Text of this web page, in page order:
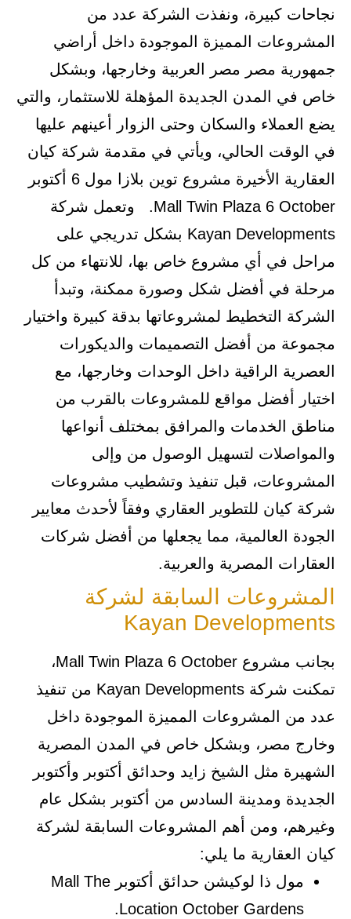
نجاحات كبيرة، ونفذت الشركة عدد من
المشروعات المميزة الموجودة داخل أراضي
جمهورية مصر مصر العربية وخارجها، وبشكل
خاص في المدن الجديدة المؤهلة للاستثمار، والتي
يضع العملاء والسكان وحتى الزوار أعينهم عليها
في الوقت الحالي، ويأتي في مقدمة شركة كيان
العقارية الأخيرة مشروع توين بلازا مول 6 أكتوبر
Mall Twin Plaza 6 October. وتعمل شركة
Kayan Developments بشكل تدريجي على
مراحل في أي مشروع خاص بها، للانتهاء من كل
مرحلة في أفضل شكل وصورة ممكنة، وتبدأ
الشركة التخطيط لمشروعاتها بدقة كبيرة واختيار
مجموعة من أفضل التصميمات والديكورات
العصرية الراقية داخل الوحدات وخارجها، مع
اختيار أفضل مواقع للمشروعات بالقرب من
مناطق الخدمات والمرافق بمختلف أنواعها
والمواصلات لتسهيل الوصول من وإلى
المشروعات، قبل تنفيذ وتشطيب مشروعات
شركة كيان للتطوير العقاري وفقاً لأحدث معايير
الجودة العالمية، مما يجعلها من أفضل شركات
العقارات المصرية والعربية.
المشروعات السابقة لشركة
Kayan Developments
بجانب مشروع Mall Twin Plaza 6 October،
تمكنت شركة Kayan Developments من تنفيذ
عدد من المشروعات المميزة الموجودة داخل
وخارج مصر، وبشكل خاص في المدن المصرية
الشهيرة مثل الشيخ زايد وحدائق أكتوبر وأكتوبر
الجديدة ومدينة السادس من أكتوبر بشكل عام
وغيرهم، ومن أهم المشروعات السابقة لشركة
كيان العقارية ما يلي:
مول ذا لوكيشن حدائق أكتوبر Mall The
Location October Gardens.